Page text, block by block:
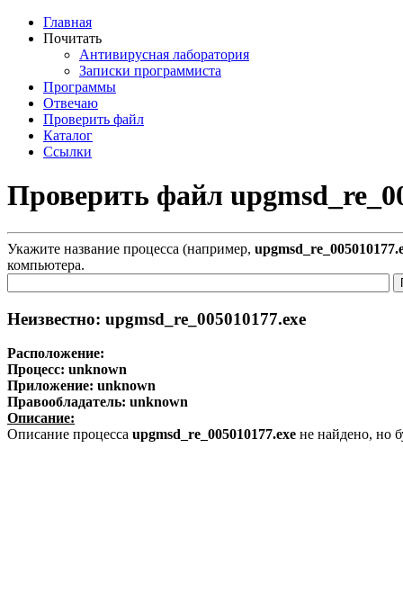
Главная
Почитать
Антивирусная лаборатория
Записки программиста
Программы
Отвечаю
Проверить файл
Каталог
Ссылки
Проверить файл
Укажите название процесса (например,
компьютера.
Неизвестно: upgmsd_re_005010177.exe
Расположение:
Процесс: unknown
Приложение: unknown
Правообладатель: unknown
Описание:
Описание процесса upgmsd_re_005010177.exe не найдено, но